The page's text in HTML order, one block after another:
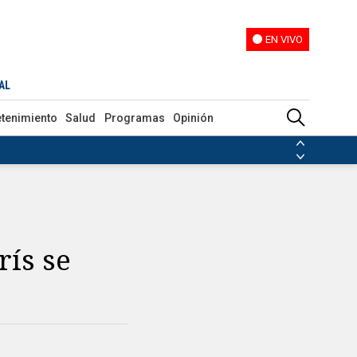
EN VIVO
Salud Programas Opinión
se